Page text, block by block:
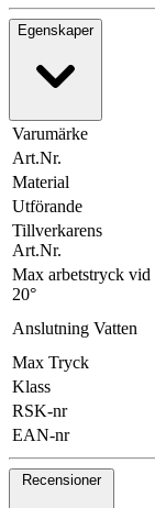
Egenskaper
Varumärke
Art.Nr.
Material
Utförande
Tillverkarens
Art.Nr.
Max arbetstryck vid
20°
Anslutning Vatten
Max Tryck
Klass
RSK-nr
EAN-nr
Recensioner